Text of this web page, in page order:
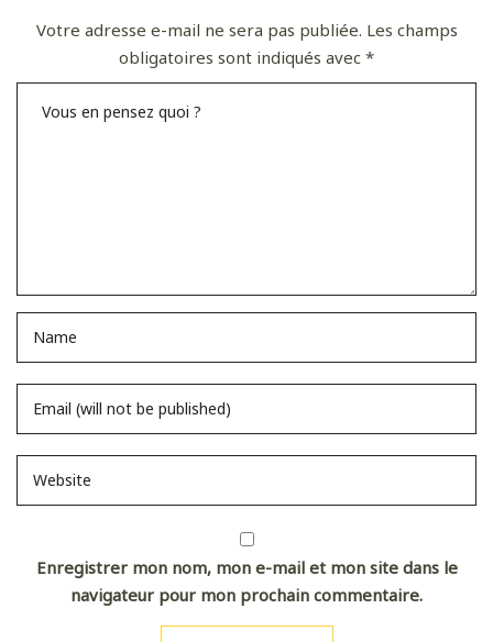
Votre adresse e-mail ne sera pas publiée. Les champs
obligatoires sont indiqués avec *
Enregistrer mon nom, mon e-mail et mon site dans le
navigateur pour mon prochain commentaire.